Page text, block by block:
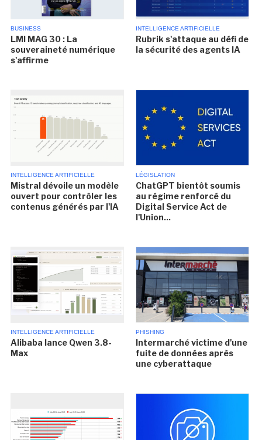
BUSINESS
LMI MAG 30 : La
souveraineté numérique
s'affirme
INTELLIGENCE ARTIFICIELLE
Rubrik s'attaque au défi de
la sécurité des agents IA
INTELLIGENCE ARTIFICIELLE
Mistral dévoile un modèle
ouvert pour contrôler les
contenus générés par l'IA
LÉGISLATION
ChatGPT bientôt soumis
au régime renforcé du
Digital Service Act de
l'Union...
INTELLIGENCE ARTIFICIELLE
Alibaba lance Qwen 3.8-
Max
PHISHING
Intermarché victime d'une
fuite de données après
une cyberattaque